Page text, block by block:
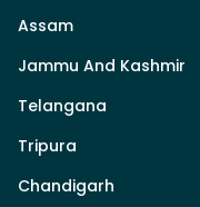
Assam
Jammu And Kashmir
Telangana
Tripura
Chandigarh